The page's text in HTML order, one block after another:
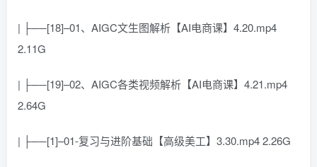
| ├──[18]–01、AIGC文生图解析【AI电商课】4.20.mp4
2.11G
| ├──[19]–02、AIGC各类视频解析【AI电商课】4.21.mp4
2.64G
| ├──[1]–01-复习与进阶基础【高级美工】3.30.mp4 2.26G